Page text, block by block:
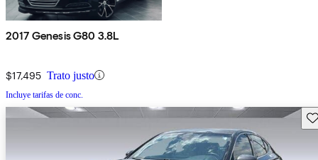
2017 Genesis G80 3.8L
$17,495 Trato justo
Incluye tarifas de conc.